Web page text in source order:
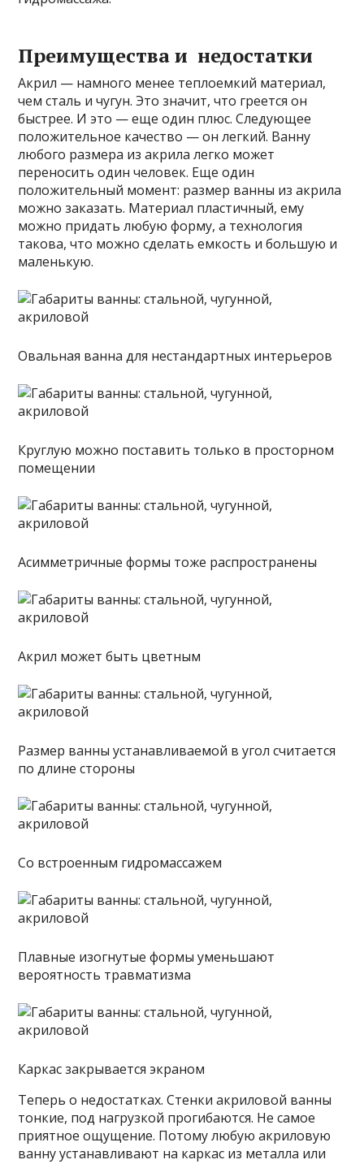
Преимущества и недостатки
Акрил — намного менее теплоемкий материал,
чем сталь и чугун. Это значит, что греется он
быстрее. И это — еще один плюс. Следующее
положительное качество — он легкий. Ванну
любого размера из акрила легко может
переносить один человек. Еще один
положительный момент: размер ванны из акрила
можно заказать. Материал пластичный, ему
можно придать любую форму, а технология
такова, что можно сделать емкость и большую и
маленькую.
Овальная ванна для нестандартных интерьеров
Круглую можно поставить только в просторном
помещении
Асимметричные формы тоже распространены
Акрил может быть цветным
Размер ванны устанавливаемой в угол считается
по длине стороны
Со встроенным гидромассажем
Плавные изогнутые формы уменьшают
вероятность травматизма
Каркас закрывается экраном
Теперь о недостатках. Стенки акриловой ванны
тонкие, под нагрузкой прогибаются. Не самое
приятное ощущение. Потому любую акриловую
ванну устанавливают на каркас из металла или